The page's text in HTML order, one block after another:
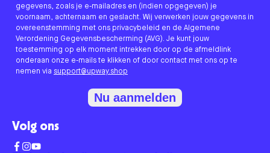
gegevens, zoals je e-mailadres en (indien opgegeven) je
voornaam, achternaam en geslacht. Wij verwerken jouw gegevens in
overeenstemming met ons privacybeleid en de Algemene
Verordening Gegevensbescherming (AVG). Je kunt jouw
toestemming op elk moment intrekken door op de afmeldlink
onderaan onze e-mails te klikken of door contact met ons op te
nemen via support@upway.shop
Nu aanmelden
Volg ons